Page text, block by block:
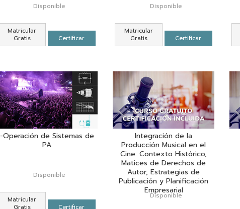
Disponible
Matricular
Gratis
Certificar
Disponible
Matricular
Gratis
Certificar
-Operación de Sistemas de
PA
Disponible
Matricular
Gratis
Certificar
Integración de la
Producción Musical en el
Cine: Contexto Histórico,
Matices de Derechos de
Autor, Estrategias de
Publicación y Planificación
Empresarial
Disponible